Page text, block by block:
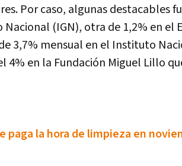
Por caso, algunas destacables
(IGN), otra de 1,2% en el
de 3,7% mensual en el Instituto
4% en la Fundación Miguel Lillo
paga la hora de limpieza en